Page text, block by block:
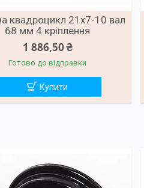
квадроцикл 21х7-10 вал
68 мм 4 кріплення
1 886,50 ₴
Готово до відправки
Купити